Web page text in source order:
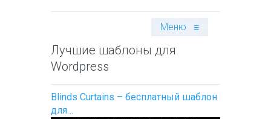
Меню ≡
Лучшие шаблоны для
Wordpress
Blinds Curtains – бесплатный шаблон
для…